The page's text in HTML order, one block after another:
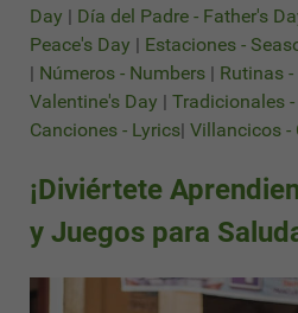
Day | Día del Padre - Father's
Peace's Day | Estaciones -
| Números - Numbers | Rutinas
Valentine's Day | Tradicionales
Canciones - Lyrics| Villancicos -
¡Diviértete
y Juegos para